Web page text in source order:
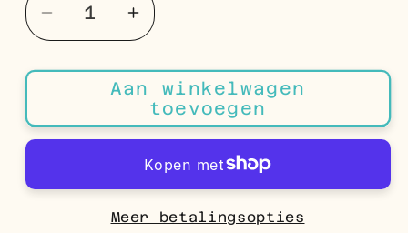
Aantal
verlagen
voor
Oorhangers
Lichtblauw
Gemarmerd
Antiek
Aantal
verhogen
voor
Bloem
Oorhangers
Lichtblauw
Gemarmerd
Antiek
–
Aan winkelwagen
toevoegen
Meer betalingsopties